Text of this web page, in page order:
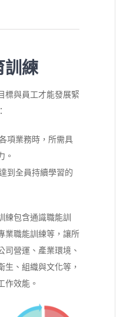
訓練
標與員工才能發展緊
項業務時，所需具
。
到全員持續學習的
練包含通識職能訓
業職能訓練等，讓所
司營運、產業環境、
生、組織與文化等，
作效能。